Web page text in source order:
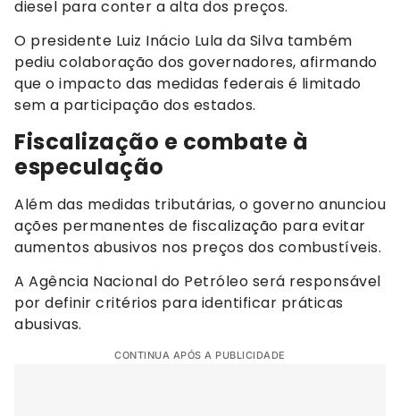
diesel para conter a alta dos preços.
O presidente Luiz Inácio Lula da Silva também
pediu colaboração dos governadores, afirmando
que o impacto das medidas federais é limitado
sem a participação dos estados.
Fiscalização e combate à
especulação
Além das medidas tributárias, o governo anunciou
ações permanentes de fiscalização para evitar
aumentos abusivos nos preços dos combustíveis.
A Agência Nacional do Petróleo será responsável
por definir critérios para identificar práticas
abusivas.
CONTINUA APÓS A PUBLICIDADE